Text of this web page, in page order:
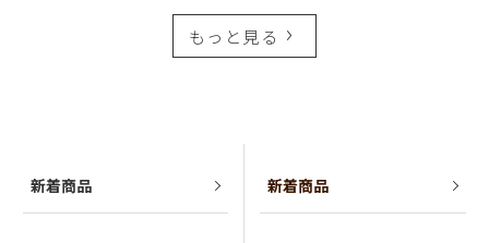
もっと見る
新着商品 新着商品